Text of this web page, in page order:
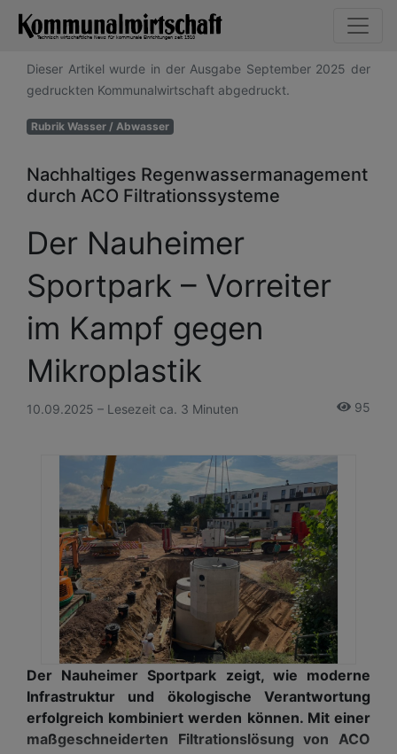
Dieser Artikel wurde in der Ausgabe September 2025 der
gedruckten Kommunalwirtschaft abgedruckt.
Rubrik Wasser / Abwasser
Nachhaltiges Regenwassermanagement
durch ACO Filtrationssysteme
Der Nauheimer
Sportpark – Vorreiter
im Kampf gegen
Mikroplastik
10.09.2025 – Lesezeit ca. 3 Minuten 95
Der Nauheimer Sportpark zeigt, wie moderne
Infrastruktur und ökologische Verantwortung
erfolgreich kombiniert werden können. Mit einer
maßgeschneiderten Filtrationslösung von ACO